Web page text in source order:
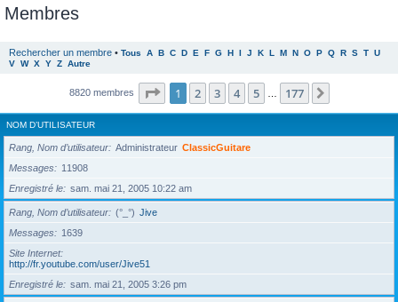
Membres
Rechercher un membre • Tous A B C D E F G H I J K L M N O P Q R S T U
V W X Y Z Autre
8820 membres Page 1sur177
1 2 3 4 5 177
NOM D’UTILISATEUR
Rang, Nom d’utilisateur Administrateur ClassicGuitare
Messages
11908
Enregistré le
sam. mai 21, 2005 10:22 am
Rang, Nom d’utilisateur (°_°) Jive
Messages
1639
Site Internet
http://fr.youtube.com/user/Jive51
Enregistré le
sam. mai 21, 2005 3:26 pm